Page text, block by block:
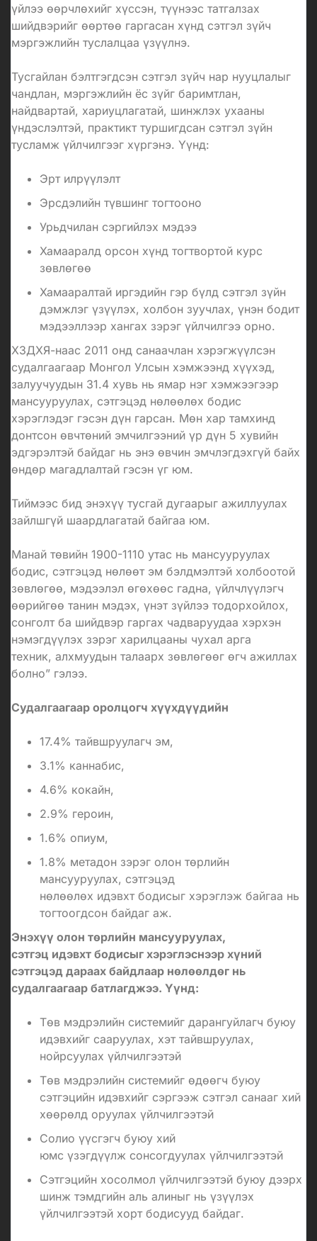
үйлээ өөрчлөхийг хүссэн, түүнээс татгалзах
шийдвэрийг өөртөө гаргасан хүнд сэтгэл зүйч
мэргэжлийн туслалцаа үзүүлнэ.
Тусгайлан бэлтгэгдсэн сэтгэл зүйч нар нууцлалыг
чандлан, мэргэжлийн ёс зүйг баримтлан,
найдвартай, хариуцлагатай, шинжлэх ухааны
үндэслэлтэй, практикт туршигдсан сэтгэл зүйн
тусламж үйлчилгээг хүргэнэ. Үүнд:
Эрт илрүүлэлт
Эрсдэлийн түвшинг тогтооно
Урьдчилан сэргийлэх мэдээ
Хамааралд орсон хүнд тогтвортой курс
зөвлөгөө
Хамааралтай иргэдийн гэр бүлд сэтгэл зүйн
дэмжлэг үзүүлэх, холбон зуучлах, үнэн бодит
мэдээллээр хангах зэрэг үйлчилгээ орно.
ХЗДХЯ-наас 2011 онд санаачлан хэрэгжүүлсэн
судалгаагаар Монгол Улсын хэмжээнд хүүхэд,
залуучуудын 31.4 хувь нь ямар нэг хэмжээгээр
мансууруулах, сэтгэцэд нөлөөлөх бодис
хэрэглэдэг гэсэн дүн гарсан. Мөн хар тамхинд
донтсон өвчтөний эмчилгээний үр дүн 5 хувийн
эдгэрэлтэй байдаг нь энэ өвчин эмчлэгдэхгүй байх
өндөр магадлалтай гэсэн үг юм.
Тиймээс бид энэхүү тусгай дугаарыг ажиллуулах
зайлшгүй шаардлагатай байгаа юм.
Манай төвийн 1900-1110 утас нь мансууруулах
бодис, сэтгэцэд нөлөөтэм бэлдмэлтэй холбоотой
зөвлөгөө, мэдээлэл өгөхөөс гадна, үйлчлүүлэгч
өөрийгөө танин мэдэх, үнэт зүйлээ тодорхойлох,
сонголт ба шийдвэр гаргах чадваруудаа хэрхэн
нэмэгдүүлэх зэрэг харилцааны чухал арга
техник, алхмуудын талаарх зөвлөгөөг өгч ажиллах
болно” гэлээ.
Судалгаагаар оролцогч хүүхдүүдийн
17.4% тайвшруулагч эм,
3.1% каннабис,
4.6% кокайн,
2.9% героин,
1.6% опиум,
1.8% метадон зэрэг олон төрлийн
мансууруулах, сэтгэцэд
нөлөөлөх идэвхт бодисыг хэрэглэж байгаа нь
тогтоогдсон байдаг аж.
Энэхүү олон төрлийн мансууруулах,
сэтгэц идэвхт бодисыг хэрэглэснээр хүний
сэтгэцэд дараах байдлаар нөлөөлдөг нь
судалгаагаар батлагджээ. Үүнд:
Төв мэдрэлийн системийг дарангуйлагч буюу
идэвхийг сааруулах, хэт тайвшруулах,
нойрсуулах үйлчилгээтэй
Төв мэдрэлийн системийг өдөөгч буюу
сэтгэцийн идэвхийг сэргээж сэтгэл санааг хий
хөөрөлд оруулах үйлчилгээтэй
Солио үүсгэгч буюу хий
юмс үзэгдүүлж сонсогдуулах үйлчилгээтэй
Сэтгэцийн хосолмол үйлчилгээтэй буюу дээрх
шинж тэмдгийн аль алиныг нь үзүүлэх
үйлчилгээтэй хорт бодисууд байдаг.